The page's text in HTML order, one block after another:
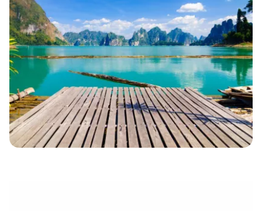
Poursuivre avec le courrier
électronique